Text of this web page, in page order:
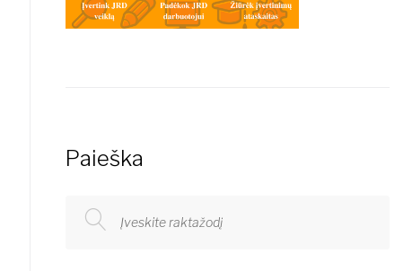
Paieška